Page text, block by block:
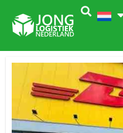
naar
inhoud